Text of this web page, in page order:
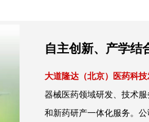
自主创新、产学结
大道隆达（北京）医药科
器械医药领域研发、技术
和新药研产一体化服务。